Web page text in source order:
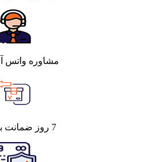
مشاوره واتس
7 روز ضمانت بازگشت